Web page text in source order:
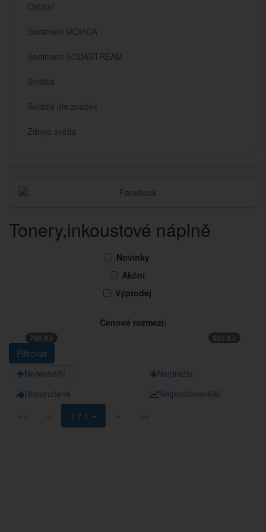
Ostatní
Sortiment MOVIDA
Sortiment SODASTREAM
Svítidla
Svítidla dle značek
Zdroje světla
Tonery,inkoustové náplně
Novinky
Akční
Výprodej
Cenové rozmezí:
780 Kč 800 Kč
Nejlevnější
Nejdražší
Doporučené
Nejprodávanější
««
« 1 z 1 » »»